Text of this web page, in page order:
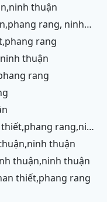
thuận
rang
thuận
rang
thuận
thuận,ninh thuận
thiết,phang rang